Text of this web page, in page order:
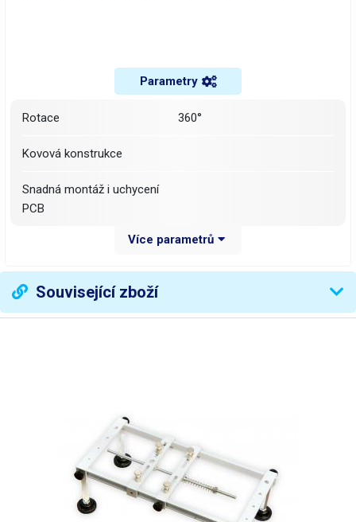
Parametry
Rotace 360°
Kovová konstrukce
Snadná montáž i uchycení
PCB
210 x 135mm
Hmotnost 545g
Více parametrů
Související zboží